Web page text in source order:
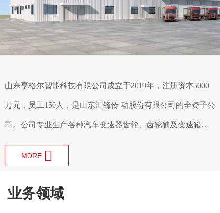
山东亨格尔智能科技有限公司成立于2019年，注册资本5000
万元，员工150人，是山东汇锋传 动股份有限公司的全资子公
司。公司专业生产各种汽车变速器齿轮、齿轮轴及变速箱齿
轮总成 ，是一家汽车变速箱齿轮及汽车变速箱研发、制造为
一体的高新技术企业，产品涉及各型乘用 车及商用车等3大类
MORE
业务领域